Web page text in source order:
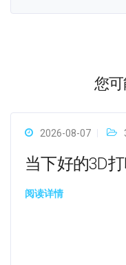
您
2026-08-07
当下好的3D
阅读详情